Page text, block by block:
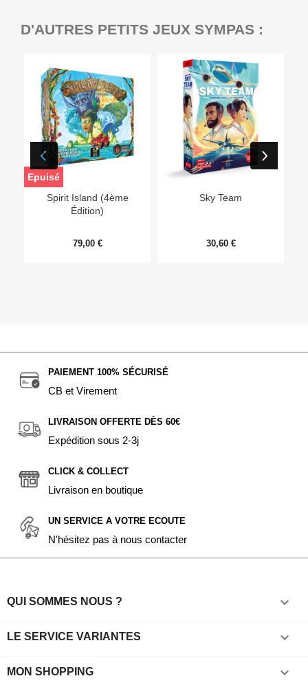
D'AUTRES PETITS JEUX SYMPAS :
Spirit Island (4ème
Édition)
79,00 €
Epuisé
Sky Team
30,60 €
PAIEMENT 100% SÉCURISÉ
CB et Virement
LIVRAISON OFFERTE DÈS 60€
Expédition sous 2-3j
CLICK & COLLECT
Livraison en boutique
UN SERVICE A VOTRE ECOUTE
N'hésitez pas à nous contacter
QUI SOMMES NOUS ? 
LE SERVICE VARIANTES 
MON SHOPPING 